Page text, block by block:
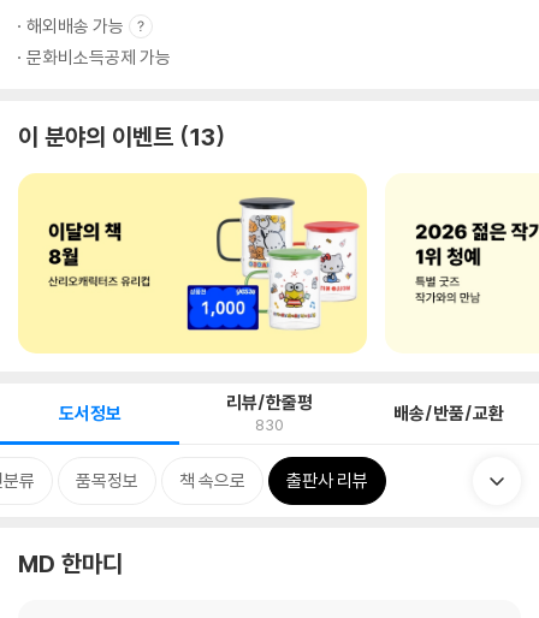
해외배송 가능
문화비소득공제 가능
이 분야의 이벤트 13
도서정보 리뷰/한줄평
830 배송/반품/교환
류 품목정보 책 속으로 출판사 리뷰
MD 한마디